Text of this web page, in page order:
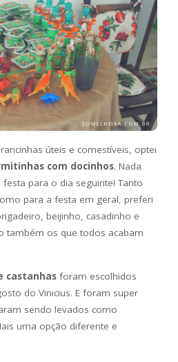
úteis e comestíveis, optei
com docinhos. Nada
para o dia seguinte! Tanto
para a festa em geral, preferi
beijinho, casadinho e
também os que todos acabam
castanhas foram escolhidos
do Vinicius. E foram super
sendo levados como
uma opção diferente e